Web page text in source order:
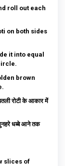
roll out each
on both sides
it into equal
brown
रोटी के आकार में
धब्बे आने तक
slices of